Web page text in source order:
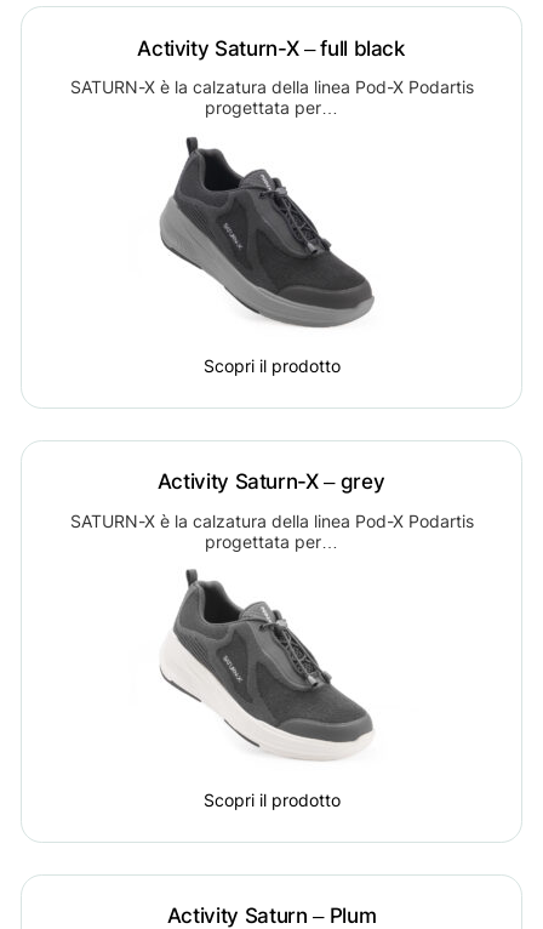
Activity Saturn-X – full black
SATURN-X è la calzatura della linea Pod-X Podartis
progettata per…
Scopri il prodotto
Activity Saturn-X – grey
SATURN-X è la calzatura della linea Pod-X Podartis
progettata per…
Scopri il prodotto
Activity Saturn – Plum